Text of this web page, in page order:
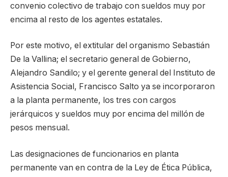
convenio colectivo de trabajo con sueldos muy por
encima al resto de los agentes estatales.
Por este motivo, el extitular del organismo Sebastián
De la Vallina; el secretario general de Gobierno,
Alejandro Sandilo; y el gerente general del Instituto de
Asistencia Social, Francisco Salto ya se incorporaron
a la planta permanente, los tres con cargos
jerárquicos y sueldos muy por encima del millón de
pesos mensual.
Las designaciones de funcionarios en planta
permanente van en contra de la Ley de Ética Pública,